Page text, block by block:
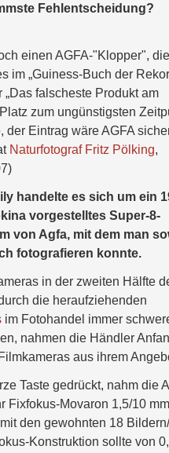
Fehlentscheidung?
einen AGFA-"Klopper",
im „Guiness-Buch der
„Das falscheste Produkt am
zum ungünstigsten
der Eintrag wäre AGFA
Naturfotograf Fritz Pölking,
handelte es sich um ein
vorgestelltes Super-8-
von Agfa, mit dem man
fotografieren konnte.
in der zweiten Hälfte
die heraufziehenden
im Fotohandel immer
nahmen die Händler
aus ihrem
Taste gedrückt, nahm die
Fixfokus-Movaron 1,5/10 mm
den gewohnten 18
Konstruktion sollte von